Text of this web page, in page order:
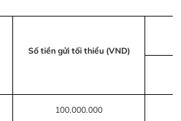
Số tiền gửi tối thiểu (VND)
100.000.000